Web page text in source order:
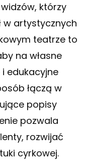
którzy
w artystycznych
teatrze to
na własne
edukacyjne
łączą w
popisy
pozwala
rozwijać
cyrkowej.